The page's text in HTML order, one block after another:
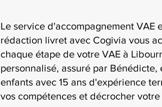
Le service d'accompagnement VAE
rédaction livret avec Cogivia vous
chaque étape de votre VAE à
personnalisé, assuré par
enfants avec 15 ans d'expérience
vos compétences et décrocher